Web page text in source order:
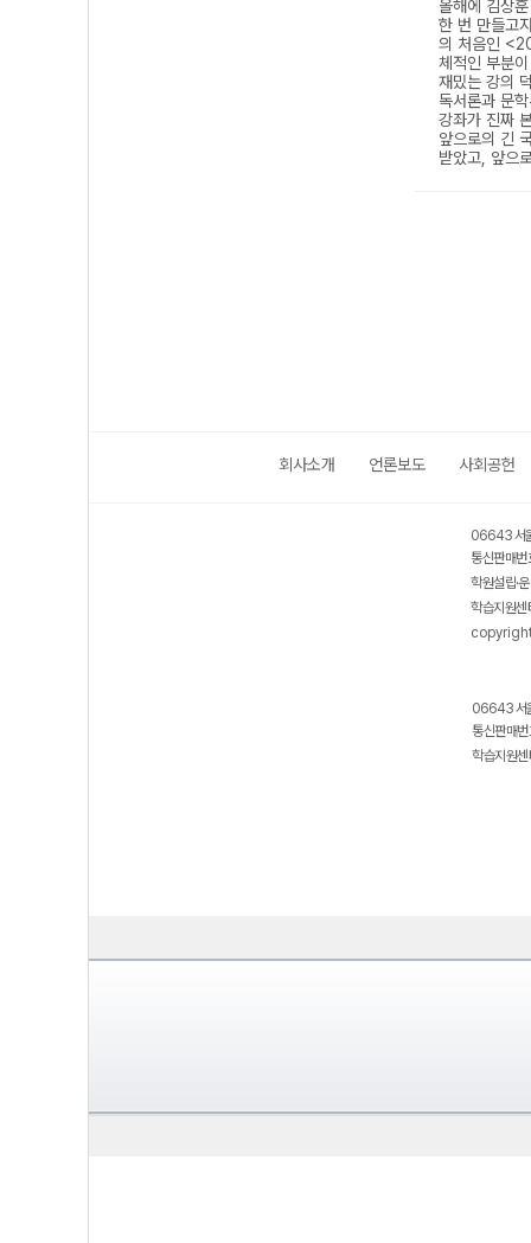
회사소개 언론보도 사회공헌
06643 서
통신판매
학원설립·
학습지원
06643 서
통신판매
학습지원